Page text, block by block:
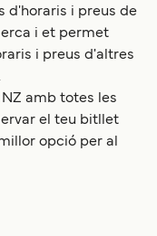
d'horaris i preus de
i et permet
i preus d'altres
amb totes les
el teu bitllet
opció per al